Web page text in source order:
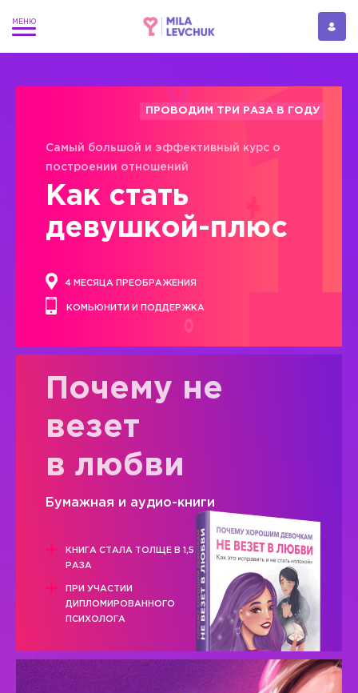
ПРОВОДИМ ТРИ РАЗА В ГОДУ
Самый большой и эффективный курс о
построении отношений
Как стать
девушкой-плюс
4 МЕСЯЦА ПРЕОБРАЖЕНИЯ
КОМЬЮНИТИ И ПОДДЕРЖКА
Почему не
везет
в любви
Бумажная и аудио-книги
КНИГА СТАЛА ТОЛЩЕ В 1,5
РАЗА
ПРИ УЧАСТИИ
ДИПЛОМИРОВАННОГО
ПСИХОЛОГА